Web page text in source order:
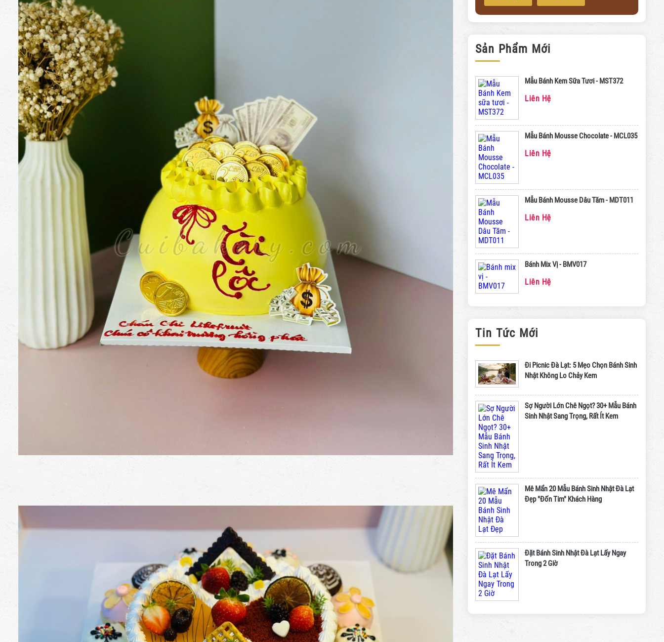
Sản Phẩm Mới
Mẫu Bánh Kem Sữa Tươi - MST372
Liên Hệ
Mẫu Bánh Mousse Chocolate - MCL035
Liên Hệ
Mẫu Bánh Mousse Dâu Tăm - MDT011
Liên Hệ
Bánh Mix Vị - BMV017
Liên Hệ
Tin Tức Mới
Đi Picnic Đà Lạt: 5 Mẹo Chọn Bánh Sinh
Nhật Không Lo Chảy Kem
Sợ Người Lớn Chê Ngọt? 30+ Mẫu Bánh
Sinh Nhật Sang Trọng, Rất Ít Kem
Mê Mẩn 20 Mẫu Bánh Sinh Nhật Đà Lạt
Đẹp "Đốn Tim" Khách Hàng
Đặt Bánh Sinh Nhật Đà Lạt Lấy Ngay
Trong 2 Giờ